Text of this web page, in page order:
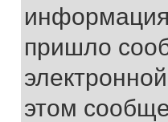
пришло
этом